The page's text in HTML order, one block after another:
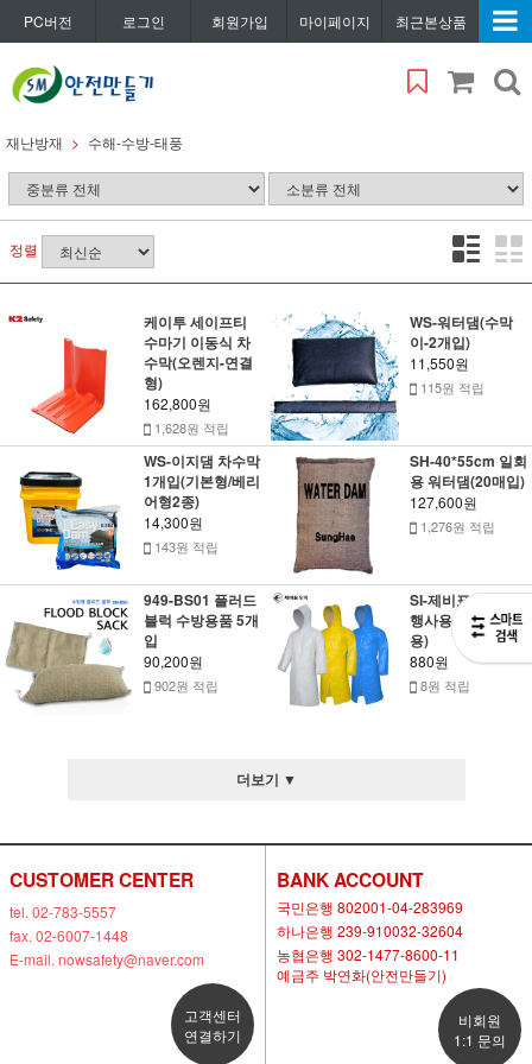
PC버전 로그인 회원가입 마이페이지 최근본상품
재난방재 수해-수방-태풍
정렬
케이투 세이프티
수마기 이동식 차
수막(오렌지-연결
형)
162,800원
1,628원 적립
WS-워터댐(수막
이-2개입)
11,550원
115원 적립
WS-이지댐 차수막
1개입(기본형/베리
어형2종)
14,300원
143원 적립
SH-40*55cm 일회
용 워터댐(20매입)
127,600원
1,276원 적립
949-BS01 플러드
블럭 수방용품 5개
입
90,200원
902원 적립
SI-제비표 일회용
행사용 우의(집회
용)
880원
8원 적립
더보기 ▼
CUSTOMER CENTER
tel. 02-783-5557
fax. 02-6007-1448
E-mail. nowsafety@naver.com
고객센터
연결하기
BANK ACCOUNT
국민은행 802001-04-283969
하나은행 239-910032-32604
농협은행 302-1477-8600-11
예금주 박연화(안전만들기)
비회원
1:1 문의